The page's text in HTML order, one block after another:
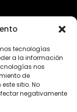
tecnologías
a la información
nos
de
sitio. No
negativamente